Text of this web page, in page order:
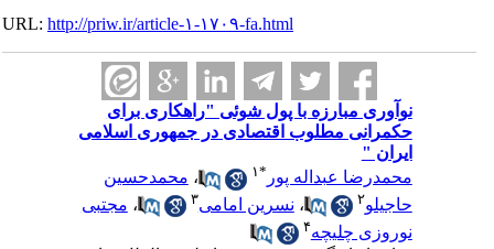
URL:http://priw.ir/article-۱-۱۷۰۹-fa.html
نوآوری مبارزه با پول شوئی "راهکاری برای
حکمرانی مطلوب اقتصادی در جمهوری اسلامی
ایران "
محمدرضا عبداله پور
۱ ،محمدحسین
حاجیلو۲ ،نسرین امامی ،مجتبی
نوروزی چلیچه